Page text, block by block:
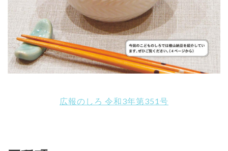
広報のしろ 令和3年第351号